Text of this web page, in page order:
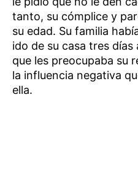
tanto, su cómplice y
su edad. Su familia
ido de su casa tres
que les preocupaba su
la influencia negativa
ella.